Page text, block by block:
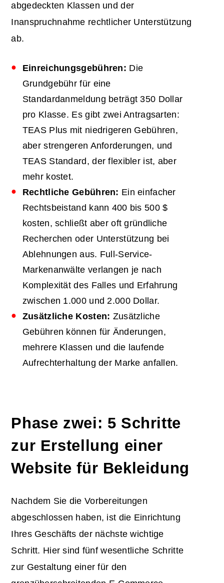
abgedeckten Klassen und der
Inanspruchnahme rechtlicher Unterstützung
ab.
Einreichungsgebühren: Die
Grundgebühr für eine
Standardanmeldung beträgt 350 Dollar
pro Klasse. Es gibt zwei Antragsarten:
TEAS Plus mit niedrigeren Gebühren,
aber strengeren Anforderungen, und
TEAS Standard, der flexibler ist, aber
mehr kostet.
Rechtliche Gebühren: Ein einfacher
Rechtsbeistand kann 400 bis 500 $
kosten, schließt aber oft gründliche
Recherchen oder Unterstützung bei
Ablehnungen aus. Full-Service-
Markenanwälte verlangen je nach
Komplexität des Falles und Erfahrung
zwischen 1.000 und 2.000 Dollar.
Zusätzliche Kosten: Zusätzliche
Gebühren können für Änderungen,
mehrere Klassen und die laufende
Aufrechterhaltung der Marke anfallen.
Phase zwei: 5 Schritte
zur Erstellung einer
Website für Bekleidung
Nachdem Sie die Vorbereitungen
abgeschlossen haben, ist die Einrichtung
Ihres Geschäfts der nächste wichtige
Schritt. Hier sind fünf wesentliche Schritte
zur Gestaltung einer für den